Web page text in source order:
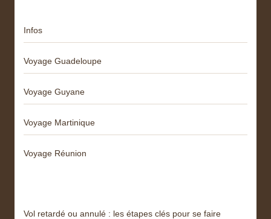
Infos
Voyage Guadeloupe
Voyage Guyane
Voyage Martinique
Voyage Réunion
Vol retardé ou annulé : les étapes clés pour se faire